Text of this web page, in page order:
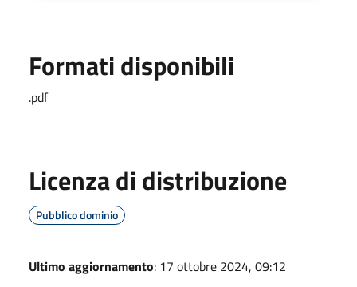
Formati disponibili
.pdf
Licenza di distribuzione
Pubblico dominio
Ultimo aggiornamento: 17 ottobre 2024, 09:12